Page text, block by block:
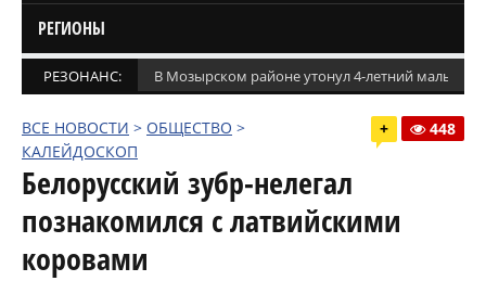
РЕГИОНЫ
РЕЗОНАНС: В Мозырском районе утонул 4-летний мальчик
ВСЕ НОВОСТИ > ОБЩЕСТВО >
КАЛЕЙДОСКОП
+ 448
Белорусский зубр-нелегал
познакомился с латвийскими
коровами